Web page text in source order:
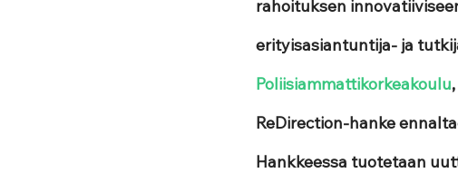
rahoituksen
erityisasiantuntija- ja
Poliisiammattikorkeakoulu,
ReDirection-hanke
Hankkeessa tuotetaan